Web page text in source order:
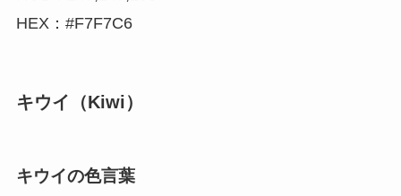
HEX：#F7F7C6
キウイ（Kiwi）
キウイの色言葉